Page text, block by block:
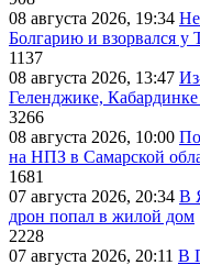
08 августа 2026, 19:34
Болгарию и взорвался у
1137
08 августа 2026, 13:47
Геленджике,
3266
08 августа 2026, 10:00
на НПЗ в Самарской
1681
07 августа 2026, 20:34 В
дрон попал в жилой дом
2228
07 августа 2026, 20:11 В